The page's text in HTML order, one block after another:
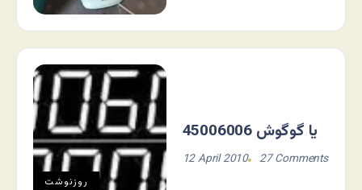
روزنوشت
45006006 یا گوگوش
12 April 2010 27 Comments